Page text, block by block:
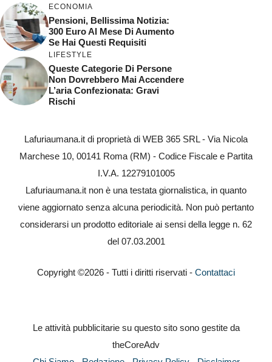
ECONOMIA
Pensioni, Bellissima Notizia:
300 Euro Al Mese Di Aumento
Se Hai Questi Requisiti
LIFESTYLE
Queste Categorie Di Persone
Non Dovrebbero Mai Accendere
L’aria Confezionata: Gravi
Rischi
Lafuriaumana.it di proprietà di WEB 365 SRL - Via Nicola
Marchese 10, 00141 Roma (RM) - Codice Fiscale e Partita
I.V.A. 12279101005
Lafuriaumana.it non è una testata giornalistica, in quanto
viene aggiornato senza alcuna periodicità. Non può pertanto
considerarsi un prodotto editoriale ai sensi della legge n. 62
del 07.03.2001
Copyright ©2026 - Tutti i diritti riservati - Contattaci
Le attività pubblicitarie su questo sito sono gestite da
theCoreAdv